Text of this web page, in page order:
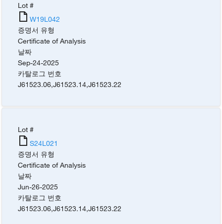
Lot #
W19L042
증명서 유형
Certificate of Analysis
날짜
Sep-24-2025
카탈로그 번호
J61523.06,J61523.14,J61523.22
Lot #
S24L021
증명서 유형
Certificate of Analysis
날짜
Jun-26-2025
카탈로그 번호
J61523.06,J61523.14,J61523.22